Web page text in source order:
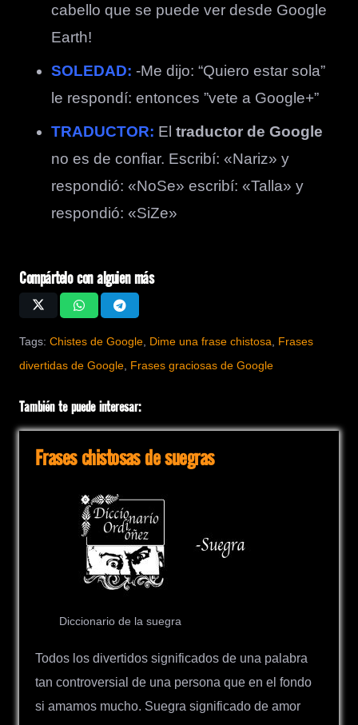
cabello que se puede ver desde Google
Earth!
SOLEDAD: -Me dijo: “Quiero estar sola”
le respondí: entonces ”vete a Google+”
TRADUCTOR: El traductor de Google
no es de confiar. Escribí: «Nariz» y
respondió: «NoSe» escribí: «Talla» y
respondió: «SiZe»
Compártelo con alguien más
Tags: Chistes de Google Dime una frase chistosa
Frases
divertidas de Google Frases graciosas de Google
También te puede interesar:
Frases chistosas de suegras
Diccionario de la suegra
Todos los divertidos significados de una palabra
tan controversial de una persona que en el fondo
si amamos mucho. Suegra significado de amor